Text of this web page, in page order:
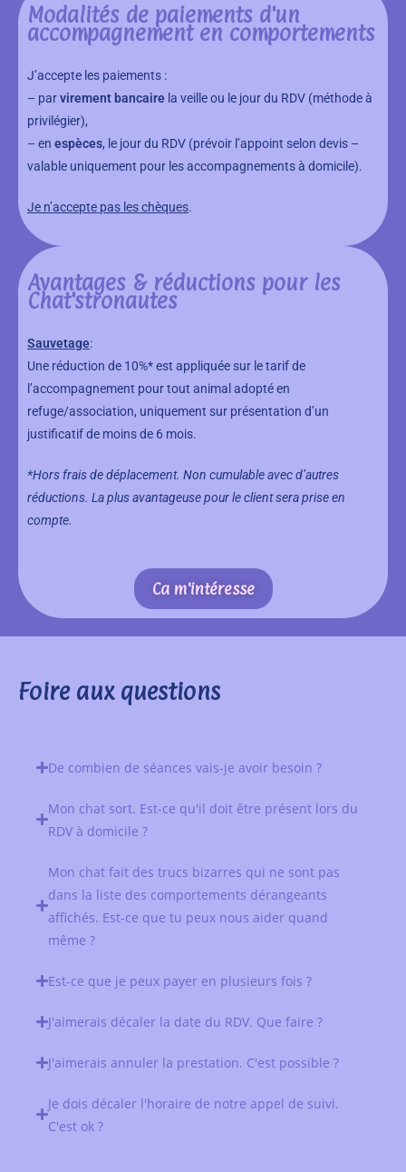
Avantages & réductions pour les
Chat'stronautes
Sauvetage:
Une réduction de 10%* est appliquée sur le tarif de
l’accompagnement pour tout animal adopté en
refuge/association, uniquement sur présentation d’un
justificatif de moins de 6 mois.
*Hors frais de déplacement. Non cumulable avec d’autres
réductions. La plus avantageuse pour le client sera prise en
compte.
Ca m'intéresse
Modalités de paiements d'un
accompagnement en comportements
J’accepte les paiements :
– parvirement bancaire la veille ou le jour du RDV (méthode à
privilégier),
– en espèces, le jour du RDV (prévoir l’appoint selon devis –
valable uniquement pour les accompagnements à domicile).
Je n’accepte pas les chèques.
Foire aux questions
De combien de séances vais-je avoir besoin ?
Mon chat sort. Est-ce qu'il doit être présent lors du
RDV à domicile ?
Mon chat fait des trucs bizarres qui ne sont pas
dans la liste des comportements dérangeants
affichés. Est-ce que tu peux nous aider quand
même ?
Est-ce que je peux payer en plusieurs fois ?
J'aimerais décaler la date du RDV. Que faire ?
J'aimerais annuler la prestation. C'est possible ?
Je dois décaler l'horaire de notre appel de suivi.
C'est ok ?